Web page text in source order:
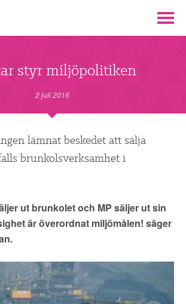
I F! ▼
▼
styr miljöpolitiken
2 juli 2016
lämnat beskedet att sälja
brunkolsverksamhet i
ut brunkolet och MP säljer ut sin
är överordnat miljömålen! säger